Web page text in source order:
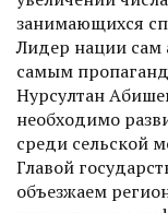
занимающихся
Лидер нации сам
самым
Нурсултан
необходимо
среди сельской
Главой
объезжаем